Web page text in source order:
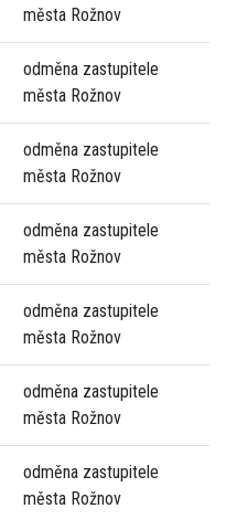
města Rožnov
odměna zastupitele
města Rožnov
odměna zastupitele
města Rožnov
odměna zastupitele
města Rožnov
odměna zastupitele
města Rožnov
odměna zastupitele
města Rožnov
odměna zastupitele
města Rožnov